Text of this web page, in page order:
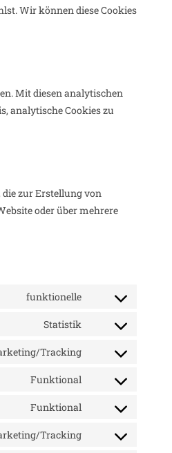
Wir können diese Cookies
Mit diesen analytischen
analytische Cookies zu
zur Erstellung von
oder über mehrere
funktionelle
Consent
wordpress
Statistik
Consent
elementor
Tracking
Consent
google-
Funktional
Consent
complianz
Funktional
Consent
Tracking
Consent